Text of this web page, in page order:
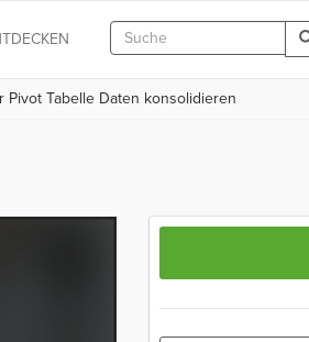
Pivot Tabelle Daten konsolidieren